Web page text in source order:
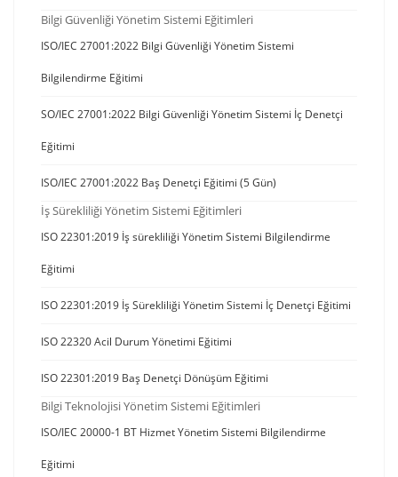
Bilgi Güvenliği Yönetim Sistemi Eğitimleri
ISO/IEC 27001:2022 Bilgi Güvenliği Yönetim Sistemi
Bilgilendirme Eğitimi
SO/IEC 27001:2022 Bilgi Güvenliği Yönetim Sistemi İç Denetçi
Eğitimi
ISO/IEC 27001:2022 Baş Denetçi Eğitimi (5 Gün)
İş Sürekliliği Yönetim Sistemi Eğitimleri
ISO 22301:2019 İş sürekliliği Yönetim Sistemi Bilgilendirme
Eğitimi
ISO 22301:2019 İş Sürekliliği Yönetim Sistemi İç Denetçi Eğitimi
ISO 22320 Acil Durum Yönetimi Eğitimi
ISO 22301:2019 Baş Denetçi Dönüşüm Eğitimi
Bilgi Teknolojisi Yönetim Sistemi Eğitimleri
ISO/IEC 20000-1 BT Hizmet Yönetim Sistemi Bilgilendirme
Eğitimi